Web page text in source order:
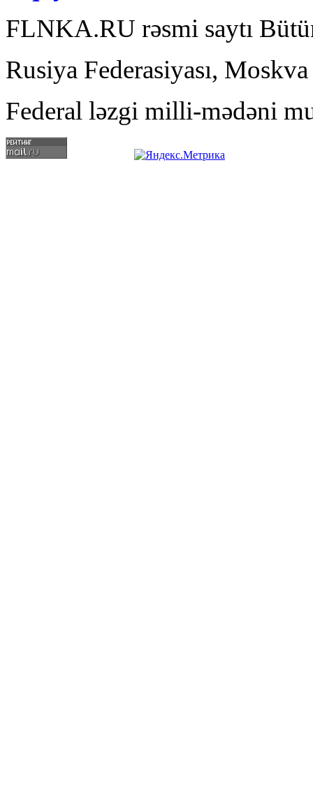
FLNKA.RU rəsmi saytı
Rusiya Federasiyası,
Federal ləzgi milli-mədəni